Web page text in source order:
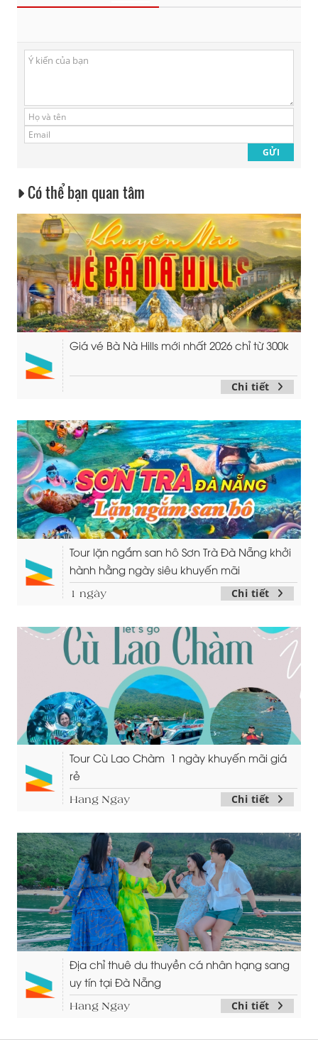
Có thể bạn quan tâm
Giá vé Bà Nà Hills mới nhất 2026 chỉ từ 300k
Chi tiết
Tour lặn ngắm san hô Sơn Trà Đà Nẵng khởi
hành hằng ngày siêu khuyến mãi
1 ngày Chi tiết
Tour Cù Lao Chàm 1 ngày khuyến mãi giá
rẻ
Hang Ngay Chi tiết
Địa chỉ thuê du thuyền cá nhân hạng sang
uy tín tại Đà Nẵng
Hang Ngay Chi tiết